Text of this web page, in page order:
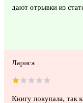
дают отрывки из
Лариса
Книгу покупала, так